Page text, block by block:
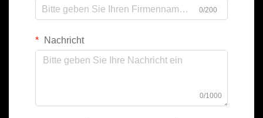
0/200
Nachricht
0/1000